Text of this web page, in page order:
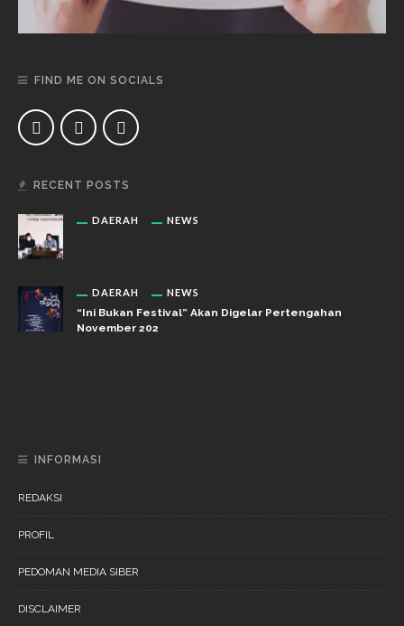
FIND ME ON SOCIALS
RECENT POSTS
DAERAH NEWS
DAERAH NEWS
“Ini Bukan Festival” Akan Digelar Pertengahan
November 202
INFORMASI
REDAKSI
PROFIL
PEDOMAN MEDIA SIBER
DISCLAIMER